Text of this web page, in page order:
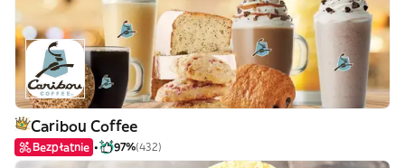
Caribou Coffee
Bezpłatnie 97%(432)